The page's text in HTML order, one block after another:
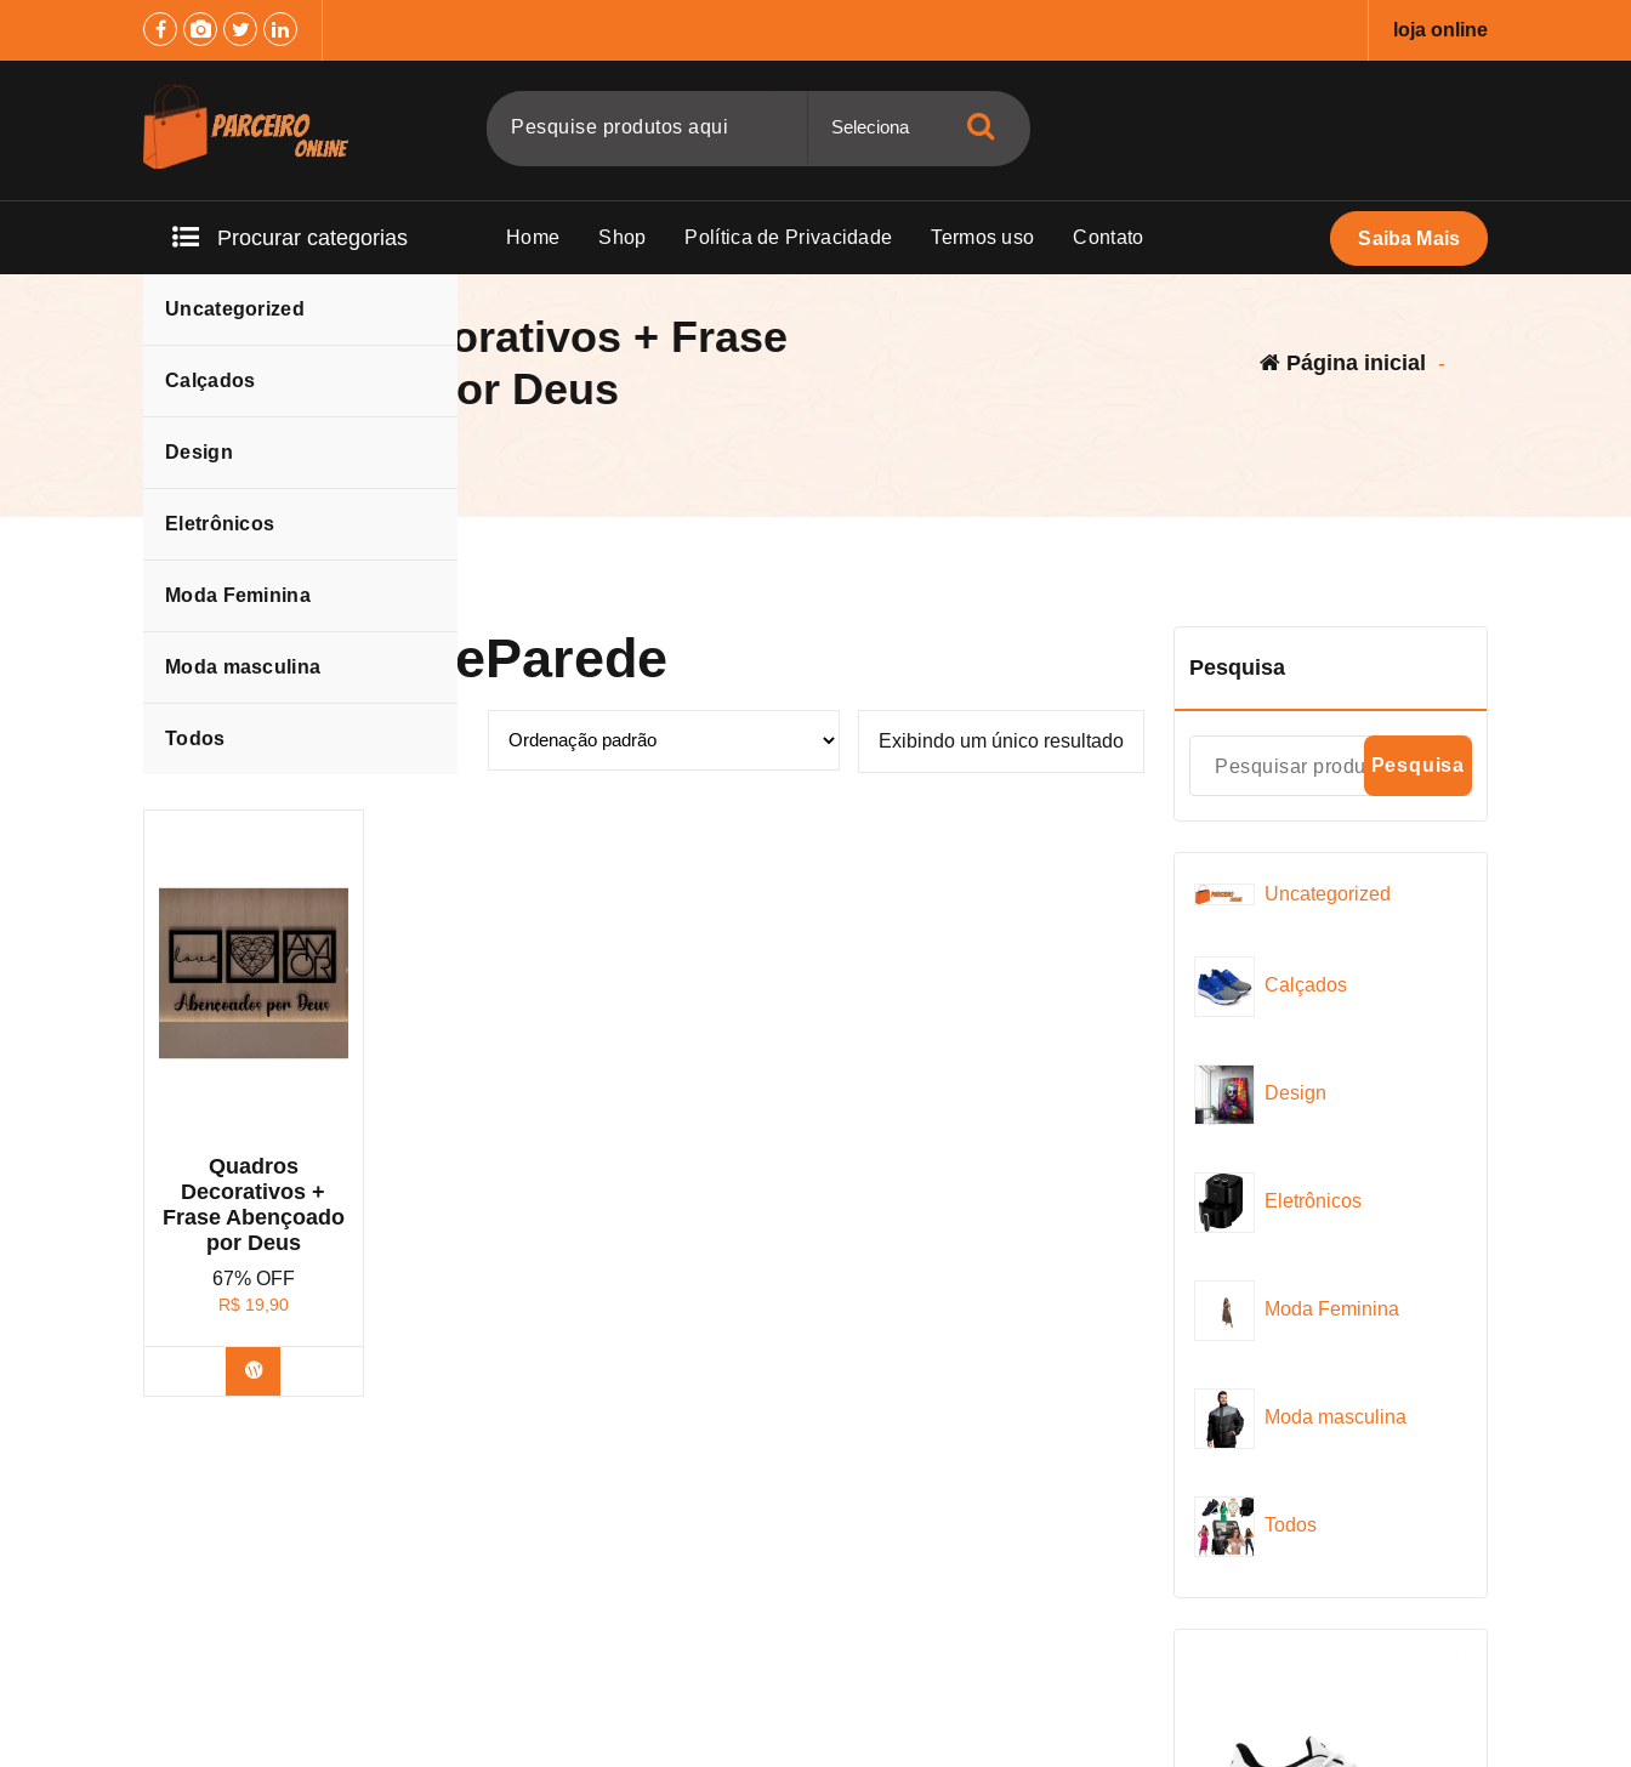
loja online
Procurar categorias
Uncategorized
Calçados
Design
Eletrônicos
Moda Feminina
Moda masculina
Todos
Home Shop Política de Privacidade Termos uso Contato Saiba Mais
Quadros Decorativos + Frase
Abençoado por Deus
Página inicial -
DecoraçãodeParede
Exibindo um único resultado
Quadros
Decorativos +
Frase Abençoado
por Deus
67% OFF
R$19,90
Confira na Shopee
Pesquisa
Pesquisa
Uncategorized
Calçados
Design
Eletrônicos
Moda Feminina
Moda masculina
Todos